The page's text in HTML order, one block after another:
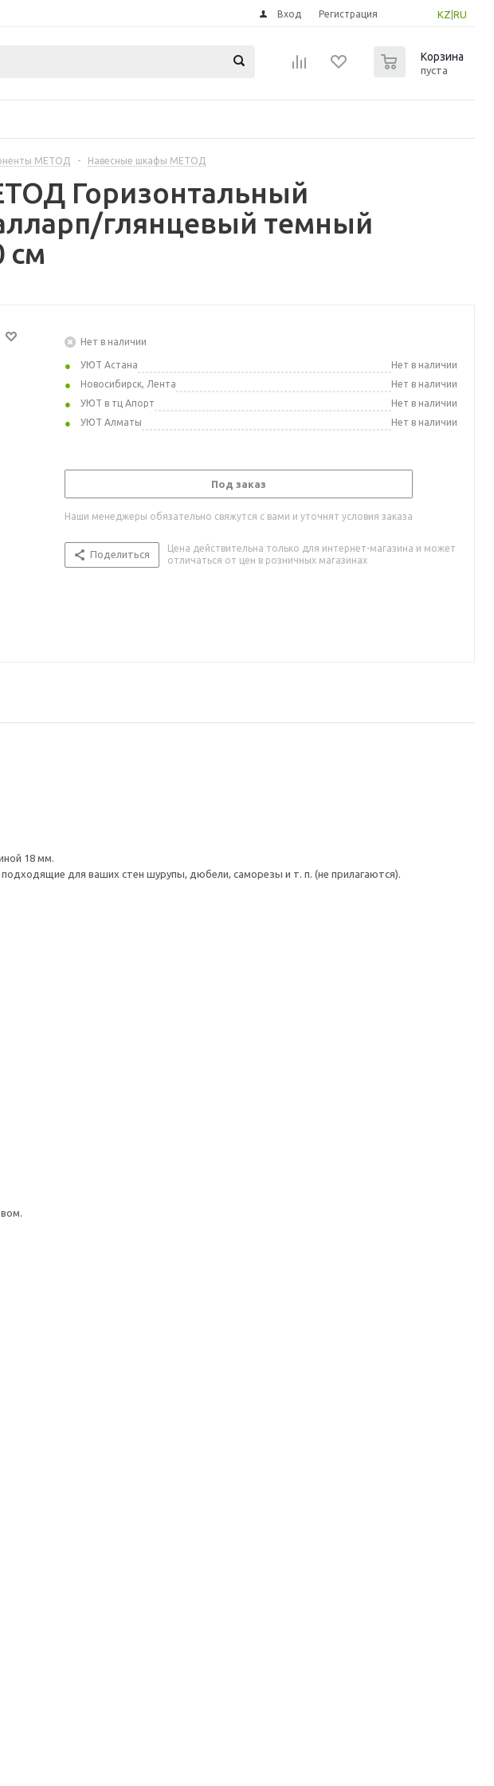
KZ RU
Вход Регистрация
Корзина
пуста
МЕТОД - Навесные шкафы МЕТОД
Горизонтальный
глянцевый темный
см
Нет в наличии
УЮТ Астана
Нет в наличии
Новосибирск, Лента
Нет в наличии
УЮТ в тц Апорт
Нет в наличии
УЮТ Алматы
Нет в наличии
Под заказ
Наши менеджеры обязательно свяжутся с вами и уточнят условия заказа
Поделиться
Цена действительна только для интернет-магазина и может
отличаться от цен в розничных магазинах
18 мм.
для ваших стен шурупы, дюбели, саморезы и т. п. (не прилагаются).